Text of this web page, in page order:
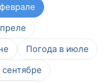
Погода в июле